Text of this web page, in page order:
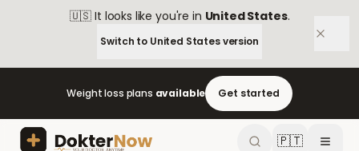
🇺🇸 It looks like you're in United States.
Switch to United Statesversion
Weight loss plans available Get started
🇵🇹